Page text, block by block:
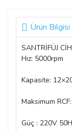
Ürün Bilgisi
SANTRİFÜJ
Hız: 5000rpm
Kapasite:
Maksimum
Güç : 220V